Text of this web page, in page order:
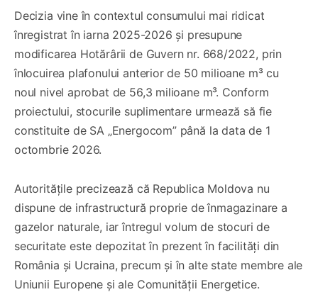
Decizia vine în contextul consumului mai ridicat
înregistrat în iarna 2025-2026 și presupune
modificarea Hotărârii de Guvern nr. 668/2022, prin
înlocuirea plafonului anterior de 50 milioane m³ cu
noul nivel aprobat de 56,3 milioane m³. Conform
proiectului, stocurile suplimentare urmează să fie
constituite de SA „Energocom” până la data de 1
octombrie 2026.
Autoritățile precizează că Republica Moldova nu
dispune de infrastructură proprie de înmagazinare a
gazelor naturale, iar întregul volum de stocuri de
securitate este depozitat în prezent în facilități din
România și Ucraina, precum și în alte state membre ale
Uniunii Europene și ale Comunității Energetice.